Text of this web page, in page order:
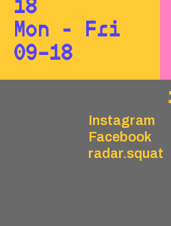
18
Mon - Fri
09–18
Instagram
Facebook
radar.squat